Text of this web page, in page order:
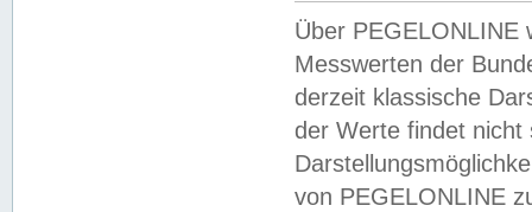
Über PEGELONLINE
Messwerten der
derzeit klassische
der Werte findet
von PEGELONLINE